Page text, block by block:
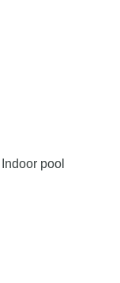
Indoor pool